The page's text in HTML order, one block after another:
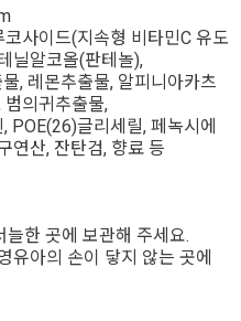
사이드(지속형 비타민C 유도
닐알코올(판테놀),
, 레몬추출물, 알피니아카츠
의귀추출물,
POE(26)글리세릴, 페녹시에
연산, 잔탄검, 향료 등
늘한 곳에 보관해 주세요.
유아의 손이 닿지 않는 곳에